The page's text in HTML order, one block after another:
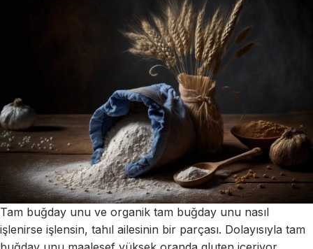
Tam buğday unu ve organik tam buğday unu nasıl
işlenirse işlensin, tahıl ailesinin bir parçası. Dolayısıyla tam